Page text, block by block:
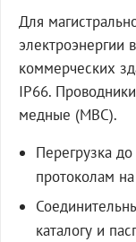
Для
коммерческих
IP66.
медные (МВС).
Перегрузка
протоколам
каталогу и